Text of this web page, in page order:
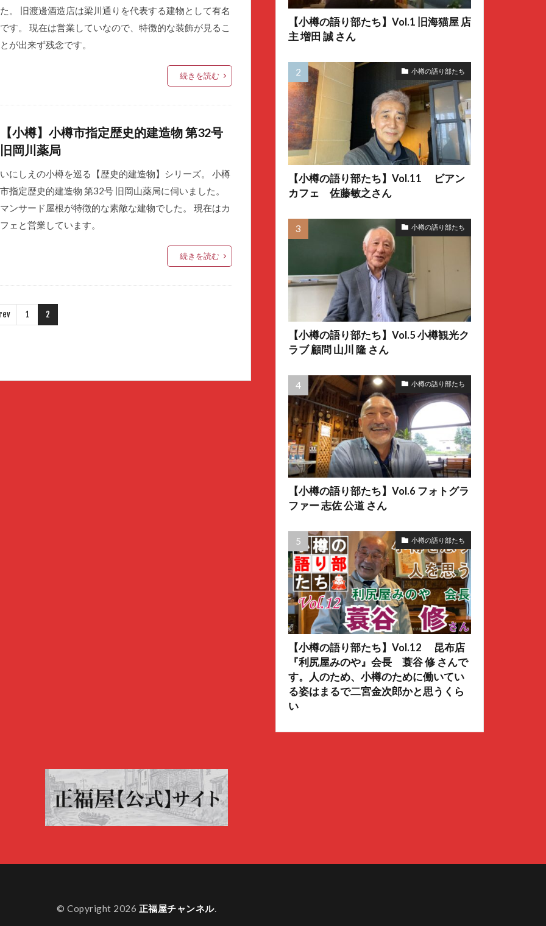
た。 旧渡邊酒造店は梁川通りを代表する建物として有名
です。 現在は営業していなので、特徴的な装飾が見るこ
とが出来ず残念です。
続きを読む
【小樽】小樽市指定歴史的建造物 第32号
旧岡川薬局
いにしえの小樽を巡る【歴史的建造物】シリーズ。 小樽
市指定歴史的建造物 第32号 旧岡山薬局に伺いました。
マンサード屋根が特徴的な素敵な建物でした。 現在はカ
フェと営業しています。
続きを読む
1 2
【小樽の語り部たち】Vol.1 旧海猫屋 店
主 増田 誠 さん
小樽の語り部たち
【小樽の語り部たち】Vol.11 ビアン
カフェ 佐藤敏之さん
小樽の語り部たち
【小樽の語り部たち】Vol.5 小樽観光ク
ラブ 顧問 山川 隆 さん
小樽の語り部たち
【小樽の語り部たち】Vol.6 フォトグラ
ファー 志佐 公道 さん
小樽の語り部たち
【小樽の語り部たち】Vol.12 昆布店
『利尻屋みのや』会長 蓑谷 修 さんで
す。人のため、小樽のために働いてい
る姿はまるで二宮金次郎かと思うくら
い
© Copyright 2026 正福屋チャンネル.